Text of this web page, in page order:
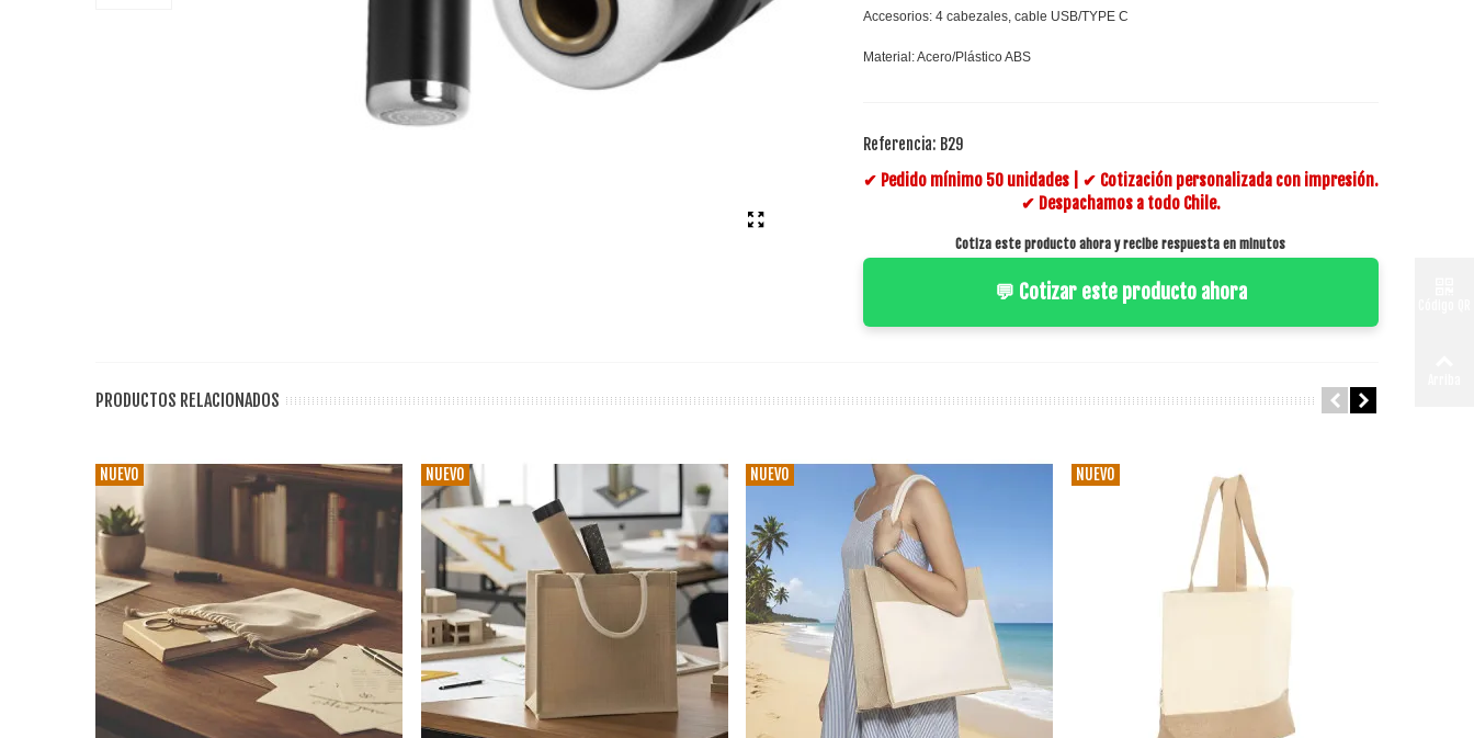
Accesorios: 4 cabezales, cable USB/TYPE C
Material: Acero/Plástico ABS
Referencia: B29
✔ Pedido mínimo 50 unidades | ✔ Cotización personalizada con impresión.
✔ Despachamos a todo Chile.
Cotiza este producto ahora y recibe respuesta en minutos
💬 Cotizar este producto ahora
PRODUCTOS RELACIONADOS
NUEVO NUEVO NUEVO NUEVO